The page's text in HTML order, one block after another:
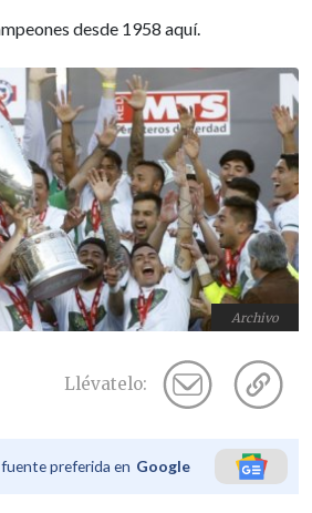
desde 1958 aquí.
Archivo
Llévatelo:
preferida en Google